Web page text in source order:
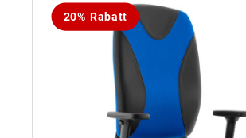
20% Rabatt